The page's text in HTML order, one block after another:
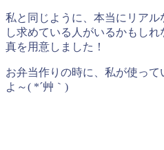
私と同じように、本当にリア
し求めている人がいるかもし
真を用意しました！
お弁当作りの時に、私が使っ
よ～( *´艸｀)